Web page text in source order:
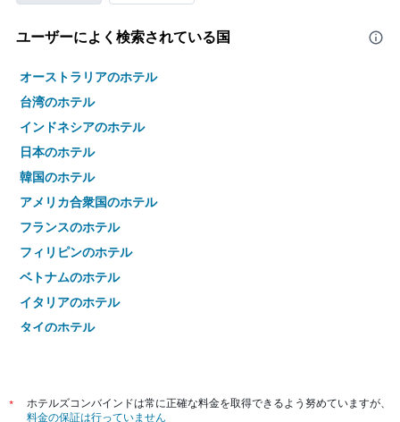
ユーザーによく検索されている国
オーストラリアのホテル
台湾のホテル
インドネシアのホテル
日本のホテル
韓国のホテル
アメリカ合衆国のホテル
フランスのホテル
フィリピンのホテル
ベトナムのホテル
イタリアのホテル
タイのホテル
*
ホテルズコンバインドは常に正確な料金を取得できるよう努めていますが、
料金の保証は行っていません